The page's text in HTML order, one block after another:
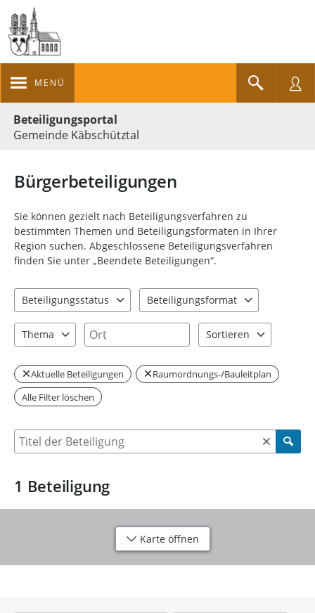
MENÜ
Beteiligungsportal
Gemeinde Käbschütztal
Bürgerbeteiligungen
Sie können gezielt nach Beteiligungsverfahren zu
bestimmten Themen und Beteiligungsformaten in Ihrer
Region suchen. Abgeschlossene Beteiligungsverfahren
finden Sie unter „Beendete Beteiligungen“.
Beteiligungsstatus
Beteiligungsformat
Thema
Ort
Sortieren
Aktuelle Beteiligungen
Raumordnungs-/Bauleitplan
Alle Filter löschen
Suche nach Beteiligung
1 Beteiligung
Karte öffnen